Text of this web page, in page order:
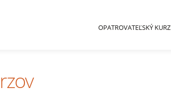
OPATROVATEĽSKÝ KURZ